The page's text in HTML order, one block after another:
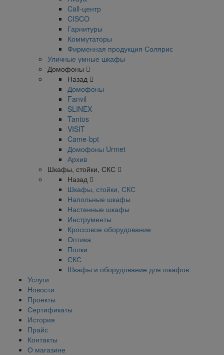
Call-центр
CISCO
Гарнитуры
Коммутаторы
Фирменная продукция Солярис
Уличные умные шкафы
Домофоны
Назад
Домофоны
Fanvil
SLINEX
Tantos
VISIT
Came-bpt
Домофоны Urmet
Архив
Шкафы, стойки, СКС
Назад
Шкафы, стойки, СКС
Напольные шкафы
Настенные шкафы
Инструменты
Кроссовое оборудование
Оптика
Полки
СКС
Шкафы и оборудование для шкафов
Услуги
Новости
Проекты
Сертификаты
История
Прайс
Контакты
О магазине